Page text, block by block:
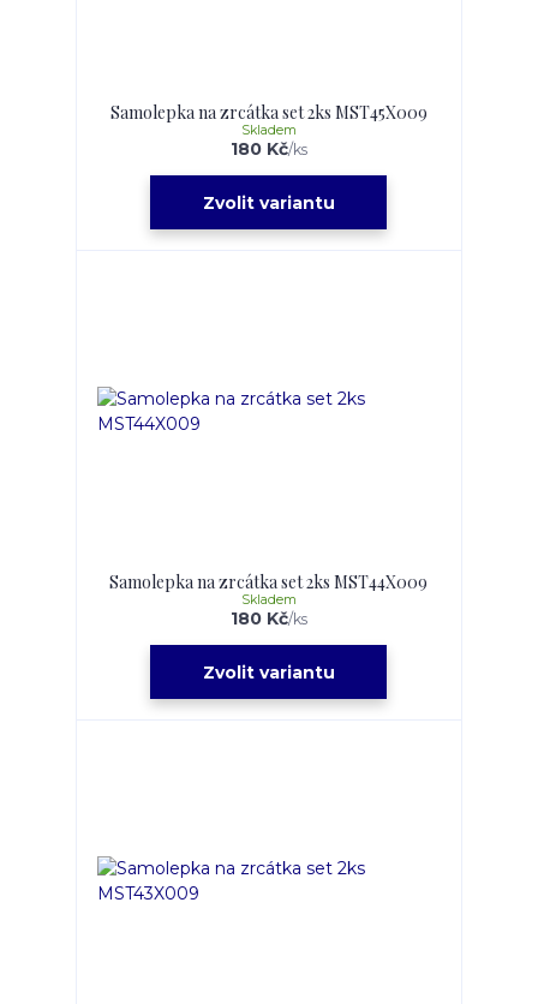
Samolepka na zrcátka set 2ks MST45X009
180 Kč/ks
Skladem
Zvolit variantu
Samolepka na zrcátka set 2ks MST44X009
180 Kč/ks
Skladem
Zvolit variantu